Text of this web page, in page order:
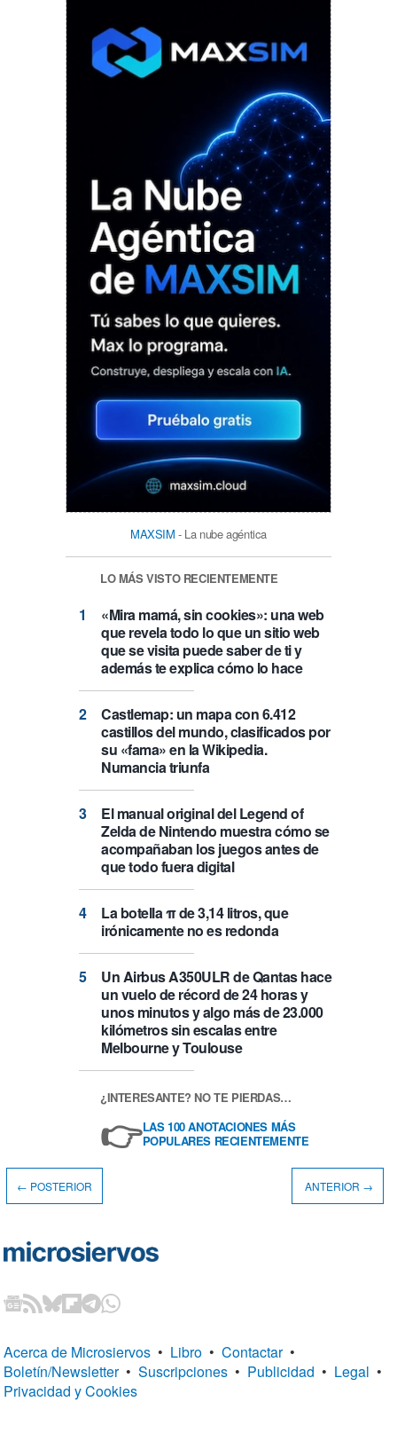
MAXSIM - La nube agéntica
LO MÁS VISTO RECIENTEMENTE
«Mira mamá, sin cookies»: una web
que revela todo lo que un sitio web
que se visita puede saber de ti y
además te explica cómo lo hace
Castlemap: un mapa con 6.412
castillos del mundo, clasificados por
su «fama» en la Wikipedia.
Numancia triunfa
El manual original del Legend of
Zelda de Nintendo muestra cómo se
acompañaban los juegos antes de
que todo fuera digital
La botella π de 3,14 litros, que
irónicamente no es redonda
Un Airbus A350ULR de Qantas hace
un vuelo de récord de 24 horas y
unos minutos y algo más de 23.000
kilómetros sin escalas entre
Melbourne y Toulouse
¿INTERESANTE? NO TE PIERDAS…
👉LAS 100 ANOTACIONES MÁS
POPULARES RECIENTEMENTE
← POSTERIOR ANTERIOR →
Acerca de Microsiervos • Libro • Contactar •
Boletín/Newsletter • Suscripciones • Publicidad • Legal •
Privacidad y Cookies